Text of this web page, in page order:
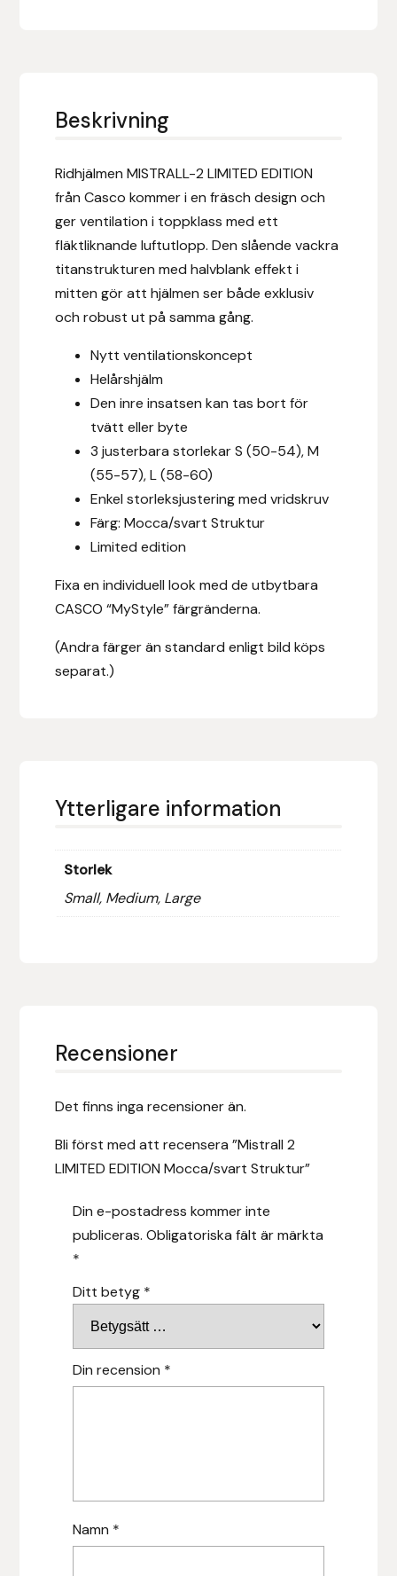
Beskrivning
Ridhjälmen MISTRALL-2 LIMITED EDITION
från Casco kommer i en fräsch design och
ger ventilation i toppklass med ett
fläktliknande luftutlopp. Den slående vackra
titanstrukturen med halvblank effekt i
mitten gör att hjälmen ser både exklusiv
och robust ut på samma gång.
Nytt ventilationskoncept
Helårshjälm
Den inre insatsen kan tas bort för
tvätt eller byte
3 justerbara storlekar S (50-54), M
(55-57), L (58-60)
Enkel storleksjustering med vridskruv
Färg: Mocca/svart Struktur
Limited edition
Fixa en individuell look med de utbytbara
CASCO “MyStyle” färgränderna.
(Andra färger än standard enligt bild köps
separat.)
Ytterligare information
Storlek
Small, Medium, Large
Recensioner
Det finns inga recensioner än.
Bli först med att recensera ”Mistrall 2
LIMITED EDITION Mocca/svart Struktur”
Din e-postadress kommer inte
publiceras. Obligatoriska fält är märkta
*
Ditt betyg *
Din recension *
Namn *
EQUES
EQUES | KINGSLAND
Equipage
Eric LeTixerant
Eskadron
Eyjólfur Ísólfsson
Fákur Rideudstyr
Furminator
Globus Sport
Hansbo Sport
Hesta Gallery
Islandshästspecialisten
J&S Saddlery
Källquist Equestrian
Karlslund
Ky Rotary Bit